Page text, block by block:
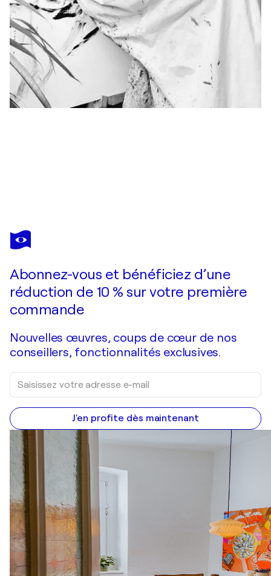
KAITHYA HUC
Abonnez-vous et bénéficiez d’une
réduction de 10 % sur votre première
commande
Nouvelles œuvres, coups de cœur de nos
conseillers, fonctionnalités exclusives.
J'en profite dès maintenant